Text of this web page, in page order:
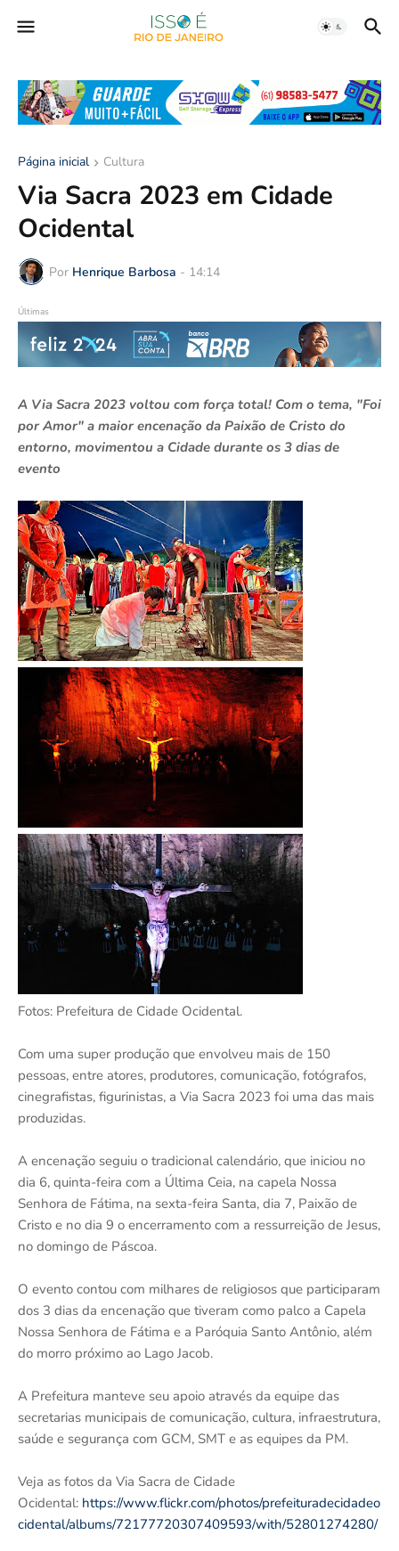
Página inicial Cultura
Via Sacra 2023 em Cidade
Ocidental
Por Henrique Barbosa - 14:14
Últimas
A Via Sacra 2023 voltou com força total! Com o tema, "Foi
por Amor" a maior encenação da Paixão de Cristo do
entorno, movimentou a Cidade durante os 3 dias de
evento
Fotos: Prefeitura de Cidade Ocidental.
Com uma super produção que envolveu mais de 150
pessoas, entre atores, produtores, comunicação, fotógrafos,
cinegrafistas, figurinistas, a Via Sacra 2023 foi uma das mais
produzidas.
A encenação seguiu o tradicional calendário, que iniciou no
dia 6, quinta-feira com a Última Ceia, na capela Nossa
Senhora de Fátima, na sexta-feira Santa, dia 7, Paixão de
Cristo e no dia 9 o encerramento com a ressurreição de Jesus,
no domingo de Páscoa.
O evento contou com milhares de religiosos que participaram
dos 3 dias da encenação que tiveram como palco a Capela
Nossa Senhora de Fátima e a Paróquia Santo Antônio, além
do morro próximo ao Lago Jacob.
A Prefeitura manteve seu apoio através da equipe das
secretarias municipais de comunicação, cultura, infraestrutura,
saúde e segurança com GCM, SMT e as equipes da PM.
Veja as fotos da Via Sacra de Cidade
Ocidental: https://www.flickr.com/photos/prefeituradecidadeo
cidental/albums/72177720307409593/with/52801274280/